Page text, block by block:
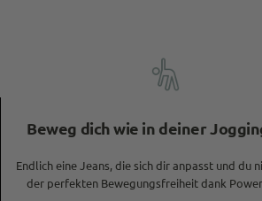
Beweg dich wie in deiner
Endlich eine Jeans, die sich dir anpasst und du
der perfekten Bewegungsfreiheit dank
4,9 Rating 933 Bewertungen